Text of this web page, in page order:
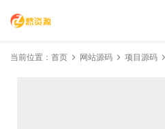
当前位置： 首页 网站源码 项目源码